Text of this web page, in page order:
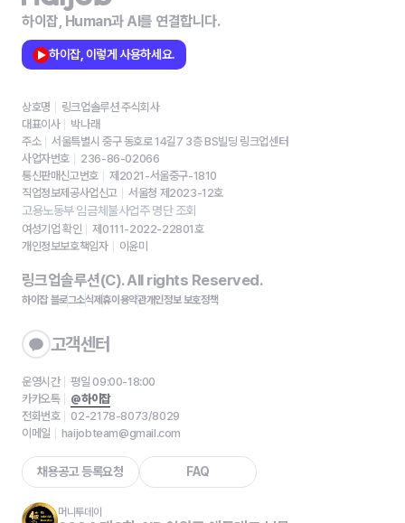
하이잡, Human과 AI를 연결합니다.
하이잡, 이렇게 사용하세요.
상호명
링크업솔루션 주식회사
대표이사
박나래
주소
서울특별시 중구 동호로 14길7 3층 BS빌딩 링크업센터
사업자번호
236-86-02066
통신판매신고번호
제2021-서울중구-1810
직업정보제공사업신고
서울청 제2023-12호
고용노동부 임금체불사업주 명단 조회
여성기업 확인
제0111-2022-22801호
개인정보보호책임자
이윤미
링크업솔루션(C). All rights Reserved.
하이잡 블로그소식제휴이용약관개인정보 보호정책
고객센터
운영시간
평일 09:00-18:00
카카오톡
@하이잡
전화번호
02-2178-8073/8029
이메일
haijobteam@gmail.com
채용공고 등록요청 FAQ
머니투데이